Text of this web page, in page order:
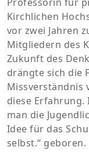
Kirchlichen
vor zwei Jahren
Mitgliedern des
Zukunft des
drängte sich die
Missverständnis
diese Erfahrung.
man die
Idee für das
selbst.“ geboren.